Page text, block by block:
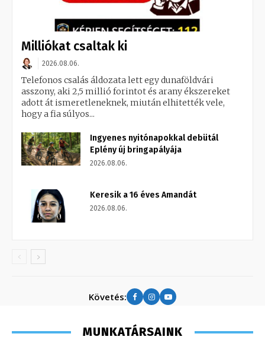
Milliókat csaltak ki
2026.08.06.
Telefonos csalás áldozata lett egy dunaföldvári
asszony, aki 2,5 millió forintot és arany ékszereket
adott át ismeretleneknek, miután elhitették vele,
hogy a fia súlyos...
Ingyenes nyitónapokkal debütál
Eplény új bringapályája
2026.08.06.
Keresik a 16 éves Amandát
2026.08.06.
Követés:
MUNKATÁRSAINK